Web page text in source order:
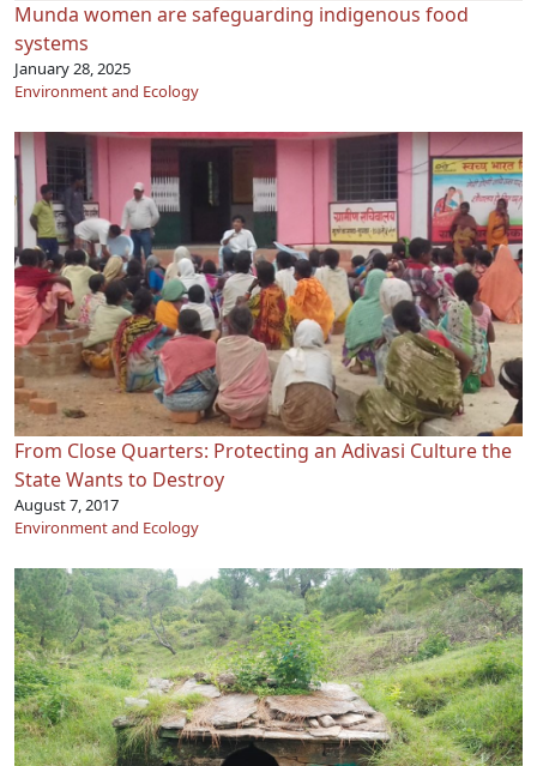
Munda women are safeguarding indigenous food
systems
January 28, 2025
Environment and Ecology
From Close Quarters: Protecting an Adivasi Culture the
State Wants to Destroy
August 7, 2017
Environment and Ecology